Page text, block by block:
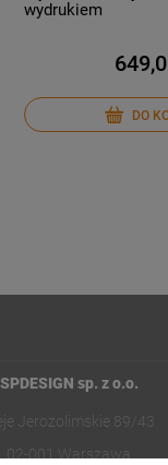
wydrukiem
DO
SPDESIGN sp. z o.o.
Jerozolimskie 89/43
02-001 Warszawa